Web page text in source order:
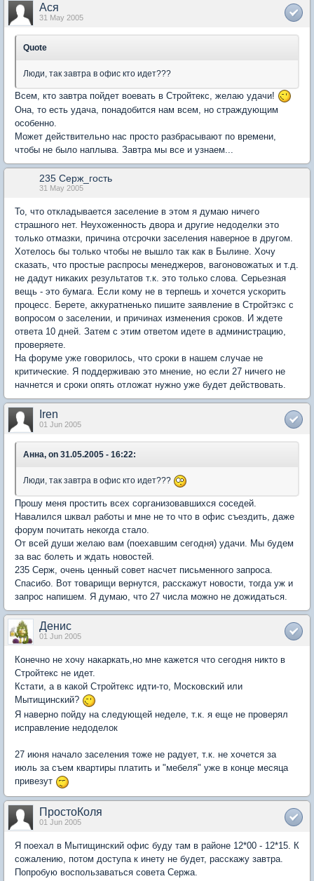
Ася
31 May 2005
Quote
Люди, так завтра в офис кто идет???
Всем, кто завтра пойдет воевать в Стройтекс, желаю удачи!
Она, то есть удача, понадобится нам всем, но страждующим
особенно.
Может действительно нас просто разбрасывают по времени,
чтобы не было наплыва. Завтра мы все и узнаем...
235 Серж_гость
31 May 2005
То, что откладывается заселение в этом я думаю ничего
страшного нет. Неухоженность двора и другие недоделки это
только отмазки, причина отсрочки заселения наверное в другом.
Хотелось бы только чтобы не вышло так как в Былине. Хочу
сказать, что простые распросы менеджеров, вагоновожатых и т.д.
не дадут никаких результатов т.к. это только слова. Серьезная
вещь - это бумага. Если кому не в терпешь и хочется ускорить
процесс. Берете, аккуратненько пишите заявление в Стройтэкс с
вопросом о заселении, и причинах изменения сроков. И ждете
ответа 10 дней. Затем с этим ответом идете в администрацию,
проверяете.
На форуме уже говорилось, что сроки в нашем случае не
критические. Я поддерживаю это мнение, но если 27 ничего не
начнется и сроки опять отложат нужно уже будет действовать.
Iren
01 Jun 2005
Анна, on 31.05.2005 - 16:22:
Люди, так завтра в офис кто идет???
Прошу меня простить всех сорганизовавшихся соседей.
Навалился шквал работы и мне не то что в офис съездить, даже
форум почитать некогда стало.
От всей души желаю вам (поехавшим сегодня) удачи. Мы будем
за вас болеть и ждать новостей.
235 Серж, очень ценный совет насчет письменного запроса.
Спасибо. Вот товарищи вернутся, расскажут новости, тогда уж и
запрос напишем. Я думаю, что 27 числа можно не дожидаться.
Денис
01 Jun 2005
Конечно не хочу накаркать,но мне кажется что сегодня никто в
Стройтекс не идет.
Кстати, а в какой Стройтекс идти-то, Московский или
Мытищинский?
Я наверно пойду на следующей неделе, т.к. я еще не проверял
исправление недоделок
27 июня начало заселения тоже не радует, т.к. не хочется за
июль за съем квартиры платить и "мебеля" уже в конце месяца
привезут
ПростоКоля
01 Jun 2005
Я поехал в Мытищинский офис буду там в районе 12*00 - 12*15. К
сожалению, потом доступа к инету не будет, расскажу завтра.
Попробую воспользаваться совета Сержа.